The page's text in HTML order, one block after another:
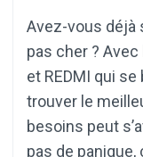
Avez-vous déjà
pas cher ?
et REDMI qui
trouver le
besoins peut
pas de panique,